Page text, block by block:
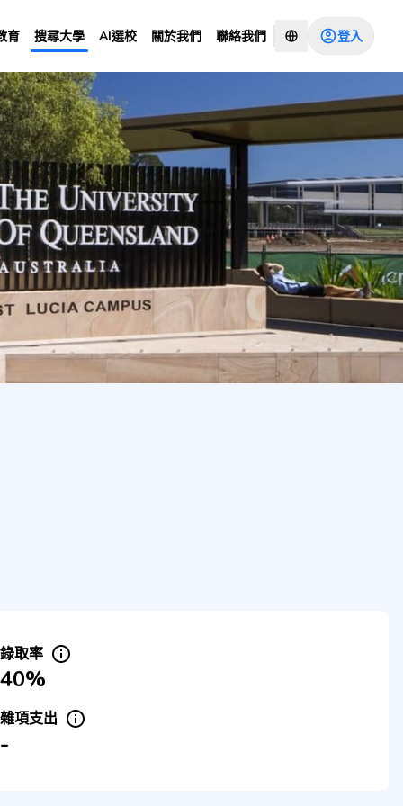
育 搜尋大學 AI選校 關於我們 聯絡我們 登入
諮詢顧問
錄取率
40%
雜項支出
-